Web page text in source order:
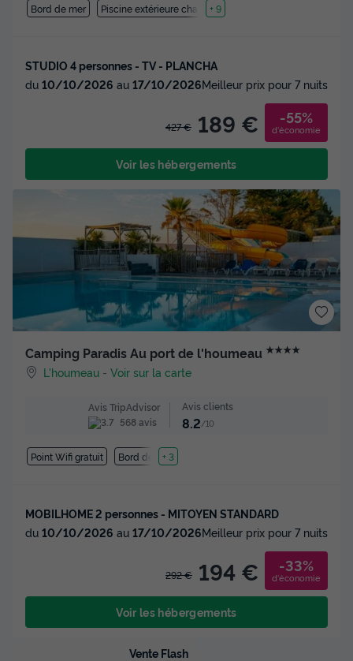
Bord de mer Piscine extérieure chauffée
+ 9
STUDIO 4 personnes - TV - PLANCHA
du 10/10/2026 au 17/10/2026Meilleur prix pour 7 nuits
427 € 189 € -55%
d'économie
Voir les hébergements
Camping Paradis Au port de l'houmeau ★★★★
L'houmeau -Voir sur la carte
Avis TripAdvisor
568 avis
Avis clients
8.2/10
Point Wifi gratuit Bord de mer
+ 3
MOBILHOME 2 personnes - MITOYEN STANDARD
du 10/10/2026 au 17/10/2026Meilleur prix pour 7 nuits
292 € 194 € -33%
d'économie
Voir les hébergements
Vente Flash